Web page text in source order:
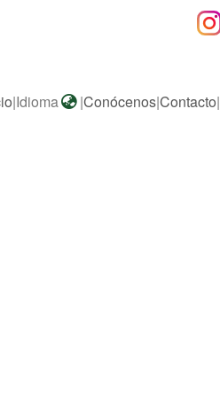
|Idioma |Conócenos|Contacto|